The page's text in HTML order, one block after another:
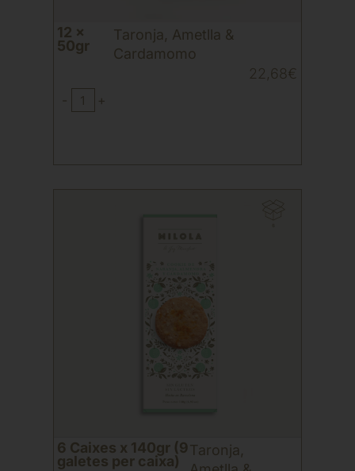
12 x
50gr
Taronja, Ametlla &
Cardamomo
22,68€
+
6 Caixes x 140gr (9
galetes per caixa)
Taronja,